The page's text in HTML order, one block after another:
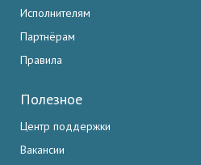
Исполнителям
Партнёрам
Правила
Полезное
Центр поддержки
Вакансии